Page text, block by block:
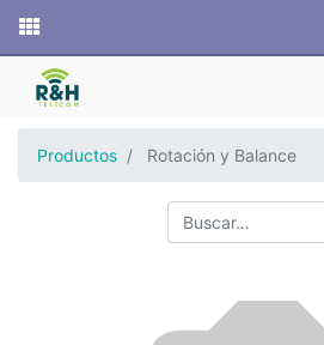
Productos Rotación y Balance